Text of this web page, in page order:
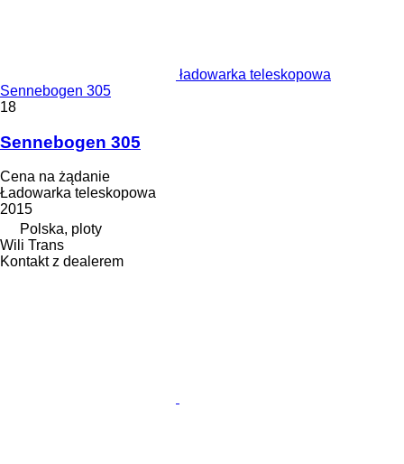
ładowarka teleskopowa
Sennebogen 305
18
Sennebogen 305
Cena na żądanie
Ładowarka teleskopowa
2015
Polska, ploty
Wili Trans
Kontakt z dealerem